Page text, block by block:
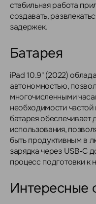
стабильная работа
создавать,
задержек.
Батарея
iPad 10.9" (2022)
автономностью,
многочисленными
необходимости
батарея обеспечивает
использования,
быть продуктивным в
зарядка через USB-C
процесс подготовки к
Интересные